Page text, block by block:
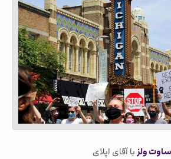
ولز با آقای اپلای